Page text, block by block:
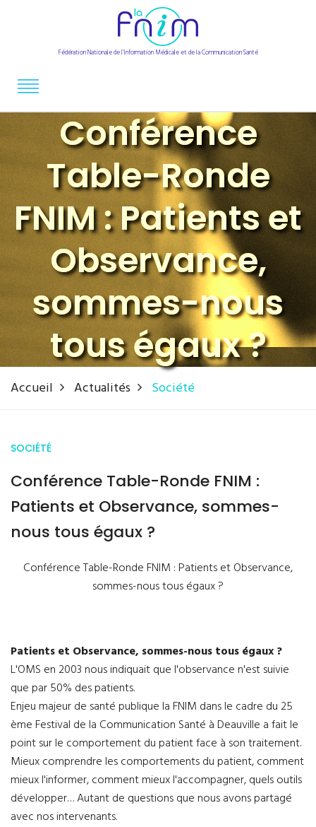
Fédération Nationale de l'Information Médicale et de la Communication Santé
Conférence
Table-Ronde
FNIM : Patients et
Observance,
sommes-nous
tous égaux ?
Accueil Actualités Société
SOCIÉTÉ
Conférence Table-Ronde FNIM :
Patients et Observance, sommes-
nous tous égaux ?
Conférence Table-Ronde FNIM : Patients et Observance,
sommes-nous tous égaux ?
Patients et Observance, sommes-nous tous égaux ?
L'OMS en 2003 nous indiquait que l'observance n'est suivie
que par 50% des patients.
Enjeu majeur de santé publique la FNIM dans le cadre du 25
ème Festival de la Communication Santé à Deauville a fait le
point sur le comportement du patient face à son traitement.
Mieux comprendre les comportements du patient, comment
mieux l'informer, comment mieux l'accompagner, quels outils
développer… Autant de questions que nous avons partagé
avec nos intervenants.